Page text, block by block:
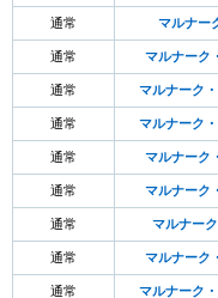
通常 マルナー
通常 マルナーク
通常 マルナーク
通常 マルナーク
通常 マルナーク
通常 マルナーク
通常 マルナー
通常 マルナーク
通常 マルナーク